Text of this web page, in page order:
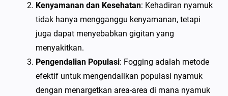
Kenyamanan dan Kesehatan: Kehadiran nyamuk
tidak hanya mengganggu kenyamanan, tetapi
juga dapat menyebabkan gigitan yang
menyakitkan.
Pengendalian Populasi: Fogging adalah metode
efektif untuk mengendalikan populasi nyamuk
dengan menargetkan area-area di mana nyamuk